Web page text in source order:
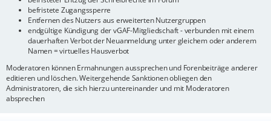
befristete Zugangssperre
Entfernen des Nutzers aus erweiterten Nutzergruppen
endgültige Kündigung der vGAF-Mitgliedschaft - verbunden mit einem
dauerhaften Verbot der Neuanmeldung unter gleichem oder anderem
Namen = virtuelles Hausverbot
Moderatoren können Ermahnungen aussprechen und Forenbeiträge anderer
editieren und löschen. Weitergehende Sanktionen obliegen den
Administratoren, die sich hierzu untereinander und mit Moderatoren
absprechen